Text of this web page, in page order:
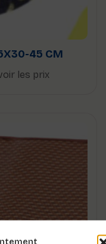
45 CM
les prix